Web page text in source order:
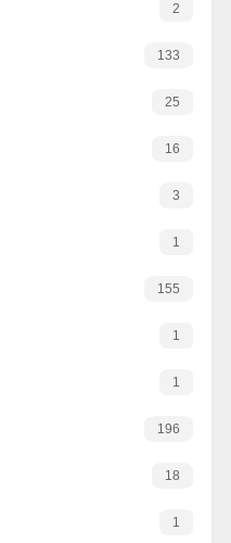
2
133
25
16
3
1
155
1
1
196
18
1